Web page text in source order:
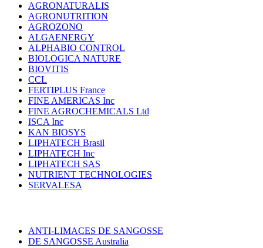
AGRONATURALIS
AGRONUTRITION
AGROZONO
ALGAENERGY
ALPHABIO CONTROL
BIOLOGICA NATURE
BIOVITIS
CCL
FERTIPLUS France
FINE AMERICAS Inc
FINE AGROCHEMICALS Ltd
ISCA Inc
KAN BIOSYS
LIPHATECH Brasil
LIPHATECH Inc
LIPHATECH SAS
NUTRIENT TECHNOLOGIES
SERVALESA
ANTI-LIMACES DE SANGOSSE
DE SANGOSSE Australia